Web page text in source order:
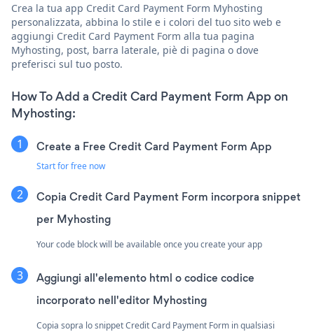
Crea la tua app Credit Card Payment Form Myhosting
personalizzata, abbina lo stile e i colori del tuo sito web e
aggiungi Credit Card Payment Form alla tua pagina
Myhosting, post, barra laterale, piè di pagina o dove
preferisci sul tuo posto.
How To Add a Credit Card Payment Form App on
Myhosting:
Create a Free Credit Card Payment Form App
Start for free now
Copia Credit Card Payment Form incorpora snippet
per Myhosting
Your code block will be available once you create your app
Aggiungi all'elemento html o codice codice
incorporato nell'editor Myhosting
Copia sopra lo snippet Credit Card Payment Form in qualsiasi